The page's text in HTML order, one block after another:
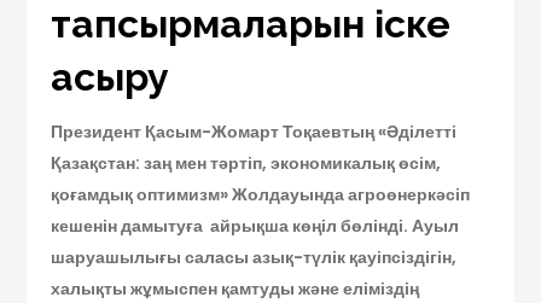
тапсырмаларын іске
асыру
Президент Қасым-Жомарт Тоқаевтың «Әділетті
Қазақстан: заң мен тәртіп, экономикалық өсім,
қоғамдық оптимизм» Жолдауында агроөнеркәсіп
кешенін дамытуға айрықша көңіл бөлінді. Ауыл
шаруашылығы саласы азық-түлік қауіпсіздігін,
халықты жұмыспен қамтуды және еліміздің